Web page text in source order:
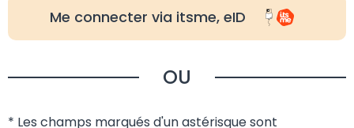
Me connecter via itsme, eID
OU
* Les champs marqués d'un astérisque sont